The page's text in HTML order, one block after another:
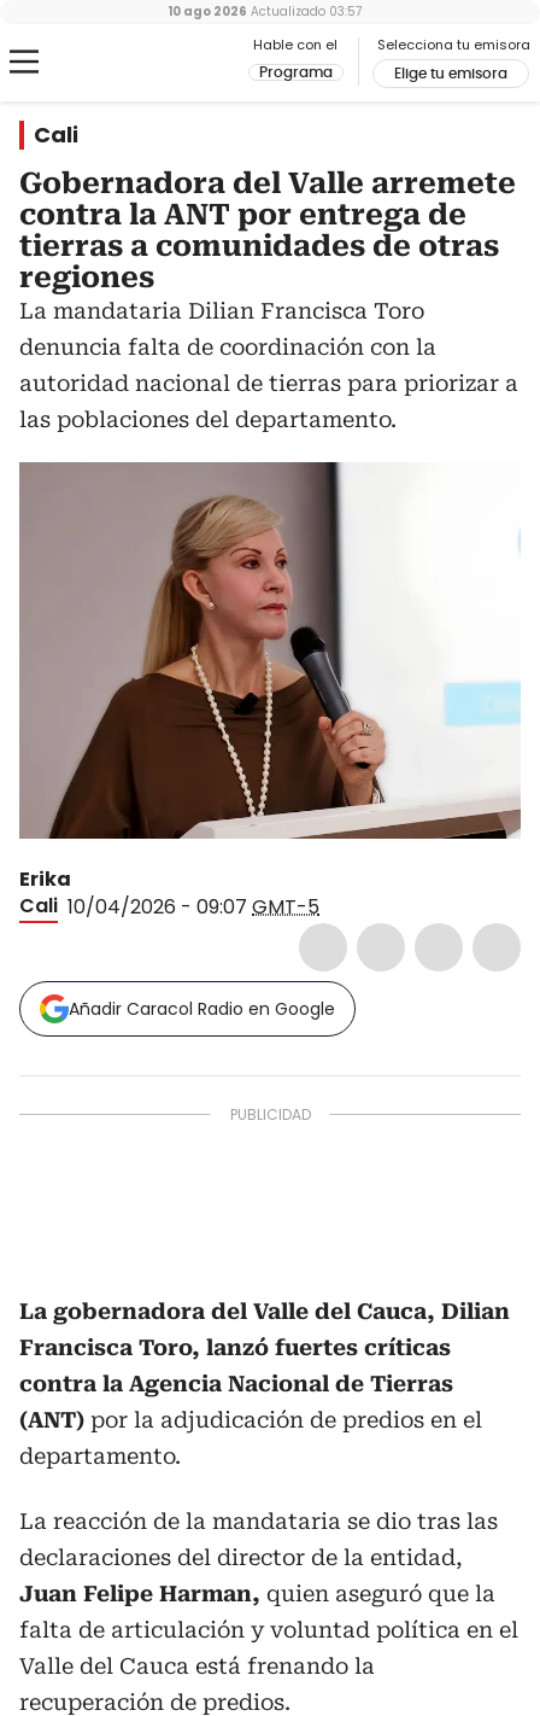
Hable con el
Programa
Selecciona tu emisora
Elige tu emisora
10 ago 2026 Actualizado 03:57
Cali
Gobernadora del Valle arremete
contra la ANT por entrega de
tierras a comunidades de otras
regiones
La mandataria Dilian Francisca Toro
denuncia falta de coordinación con la
autoridad nacional de tierras para priorizar a
las poblaciones del departamento.
Erika
Cali 10/04/2026 - 09:07 GMT-5
Añadir Caracol Radio en Google
La gobernadora del Valle del Cauca, Dilian
Francisca Toro, lanzó fuertes críticas
contra la Agencia Nacional de Tierras
(ANT) por la adjudicación de predios en el
departamento.
La reacción de la mandataria se dio tras las
declaraciones del director de la entidad,
Juan Felipe Harman, quien aseguró que la
falta de articulación y voluntad política en el
Valle del Cauca está frenando la
recuperación de predios.